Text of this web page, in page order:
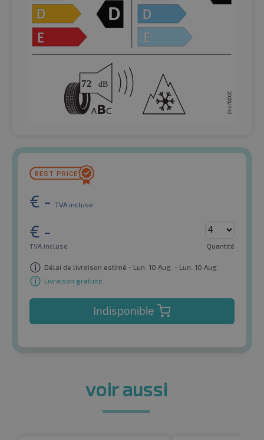
€ - TVA incluse
€ -
TVA incluse Quantité
Délai de livraison estimé - Lun. 10 Aug. - Lun. 10 Aug.
Livraison gratuite
Indisponible
voir aussi